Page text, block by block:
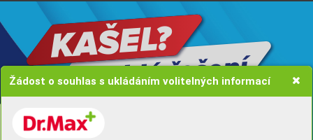
Žádost o souhlas s ukládáním volitelných informací
KAŠEL?
PRO RYCHLEJŠÍ UZDRAVENÍ
Rychlé řešení